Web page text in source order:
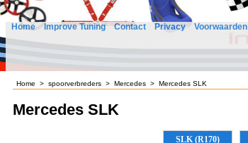
Home Improve Tuning Contact Privacy Voorwaarden
Home > spoorverbreders > Mercedes > Mercedes SLK
Mercedes SLK
SLK (R170)